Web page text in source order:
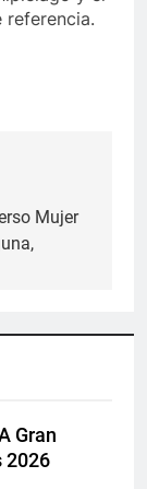
referencia.
Mujer
Gran
2026